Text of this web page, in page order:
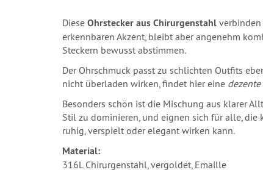
Diese Ohrstecker aus Chirurgenstahl verbinden
erkennbaren Akzent, bleibt aber angenehm
Steckern bewusst abstimmen.
Der Ohrschmuck passt zu schlichten Outfits
nicht überladen wirken, findet hier eine
Besonders schön ist die Mischung aus klarer
Stil zu dominieren, und eignen sich für alle,
ruhig, verspielt oder elegant wirken kann.
Material:
316L Chirurgenstahl, vergoldet, Emaille